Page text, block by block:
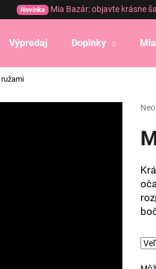
Novinka Mia Bazár: objavte krásne
Výpredaj Doplnky
je
5
Čo potrebujete nájsť?